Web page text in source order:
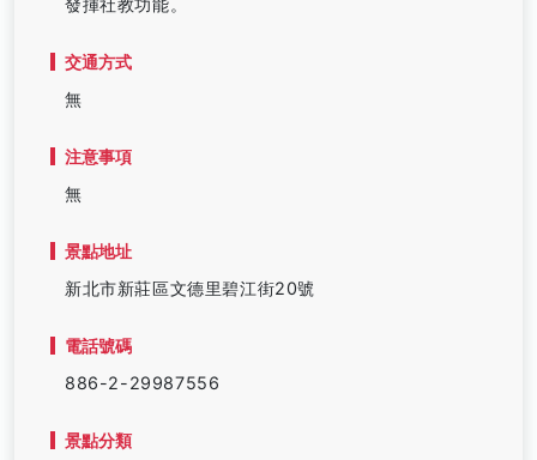
發揮社教功能。
交通方式
無
注意事項
無
景點地址
新北市新莊區文德里碧江街20號
電話號碼
886-2-29987556
景點分類